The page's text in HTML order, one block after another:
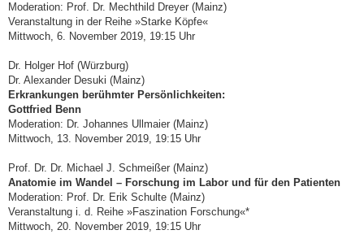
Moderation: Prof. Dr. Mechthild Dreyer (Mainz)
Veranstaltung in der Reihe »Starke Köpfe«
Mittwoch, 6. November 2019, 19:15 Uhr
Dr. Holger Hof (Würzburg)
Dr. Alexander Desuki (Mainz)
Erkrankungen berühmter Persönlichkeiten:
Gottfried Benn
Moderation: Dr. Johannes Ullmaier (Mainz)
Mittwoch, 13. November 2019, 19:15 Uhr
Prof. Dr. Dr. Michael J. Schmeißer (Mainz)
Anatomie im Wandel – Forschung im Labor und für den Patienten
Moderation: Prof. Dr. Erik Schulte (Mainz)
Veranstaltung i. d. Reihe »Faszination Forschung«*
Mittwoch, 20. November 2019, 19:15 Uhr